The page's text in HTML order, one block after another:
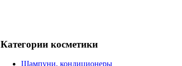
Категории косметики
Шампуни, кондиционеры